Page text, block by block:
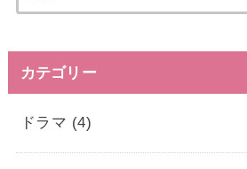
索:
カテゴリー
ドラマ (4)